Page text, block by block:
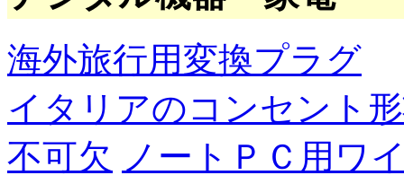
海外旅行用変換プラグ
イタリアのコンセント
不可欠 ノートＰＣ用ワ